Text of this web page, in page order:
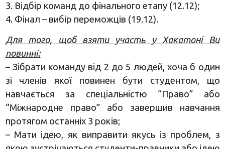
3. Відбір команд до фінального етапу (12.12);
4. Фінал – вибір переможців (19.12).
Для того, щоб взяти участь у Хакатоні Ви
повинні:
– Зібрати команду від 2 до 5 людей, хоча б один
зі членів якої повинен бути студентом, що
навчається за спеціальністю “Право” або
“Міжнародне право” або завершив навчання
протягом останніх 3 років;
– Мати ідею, як виправити якусь із проблем, з